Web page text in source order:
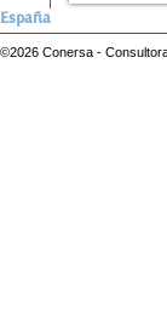
España
©2026 Conersa -